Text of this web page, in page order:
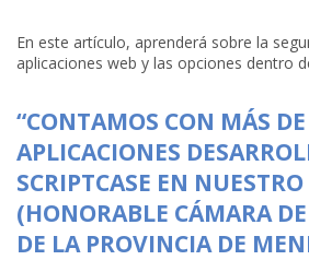
En este artículo, aprenderá sobre la
aplicaciones web y las opciones dentro
“CONTAMOS CON MÁS
APLICACIONES
SCRIPTCASE EN
(HONORABLE CÁMARA
DE LA PROVINCIA DE